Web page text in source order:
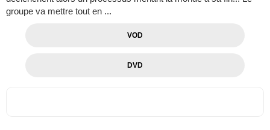
groupe va mettre tout en ...
VOD
DVD